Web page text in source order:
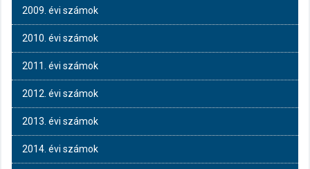
2009. évi számok
2010. évi számok
2011. évi számok
2012. évi számok
2013. évi számok
2014. évi számok